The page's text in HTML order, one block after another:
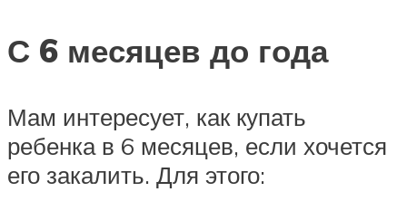
С 6 месяцев до года
Мам интересует, как купать
ребенка в 6 месяцев, если хочется
его закалить. Для этого: